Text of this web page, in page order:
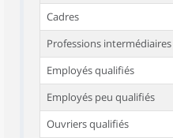
Cadres
Professions intermédiaires
Employés qualifiés
Employés peu qualifiés
Ouvriers qualifiés